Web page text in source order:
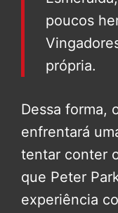
poucos
própria.
Dessa forma,
enfrentará
tentar conter
que Peter
experiência